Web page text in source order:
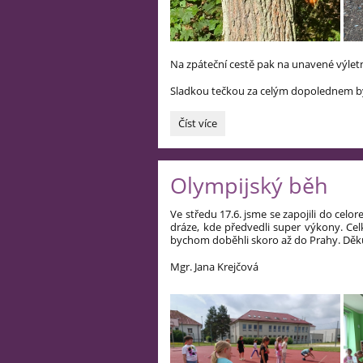
Na zpáteční cestě pak na unavené
Sladkou tečkou za celým dopolednem
Branný
prvňáčků:
Číst více
Olympijský běh
Ve středu 17.6. jsme se zapojili do
dráze, kde předvedli super výkony.
bychom doběhli skoro až do Prahy.
Mgr. Jana Krejčová